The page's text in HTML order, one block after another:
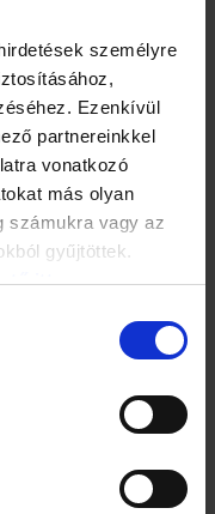
személyre
Ezenkívül
partnereinkkel
vonatkozó
más olyan
számukra vagy az
gyűjtöttek.
itt.
a rigmust
várta, sütemények,
mert végig
megkellett öntözniük.